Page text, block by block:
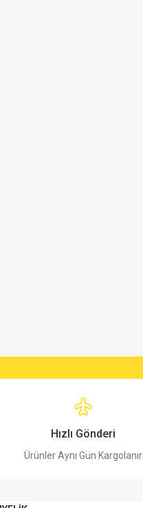
Hızlı Gönderi
Ürünler Aynı Gün Kargolanır